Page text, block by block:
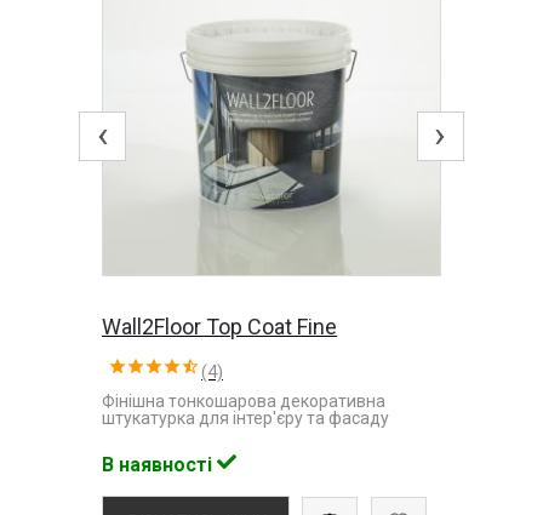
‹ ›
Wall2Floor Top Coat Fine
(4)
Фінішна тонкошарова декоративна
штукатурка для інтер'єру та фасаду
В наявності